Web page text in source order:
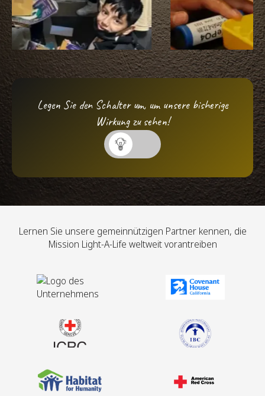
Legen Sie den Schalter um, um unsere bisherige
Wirkung zu sehen!
Lernen Sie unsere gemeinnützigen Partner kennen, die
Mission Light-A-Life weltweit vorantreiben